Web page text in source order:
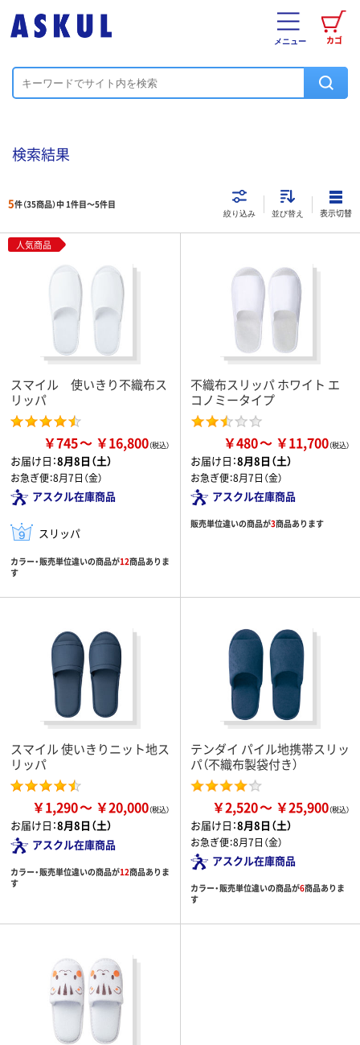
カゴ
メニュー
検索結果
5件（35商品）中 1件目～5件目
絞り込み 並び替え 表示切替
人気商品
スマイル 使いきり不織布ス
リッパ
￥745 ￥16,800
お届け日：8月8日（土）
お急ぎ便：8月7日（金）
アスクル在庫商品
スリッパ
カラー・販売単位違いの商品が12商品ありま
す
不織布スリッパ ホワイト エ
コノミータイプ
￥480 ￥11,700
お届け日：8月8日（土）
お急ぎ便：8月7日（金）
アスクル在庫商品
販売単位違いの商品が3商品あります
スマイル 使いきりニット地ス
リッパ
￥1,290 ￥20,000
お届け日：8月8日（土）
アスクル在庫商品
カラー・販売単位違いの商品が12商品ありま
す
テンダイ パイル地携帯スリッ
パ（不織布製袋付き）
￥2,520 ￥25,900
お届け日：8月8日（土）
お急ぎ便：8月7日（金）
アスクル在庫商品
カラー・販売単位違いの商品が6商品ありま
す